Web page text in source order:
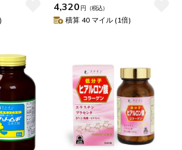
4,320 円 （税込）
積算 40 マイル (1倍)